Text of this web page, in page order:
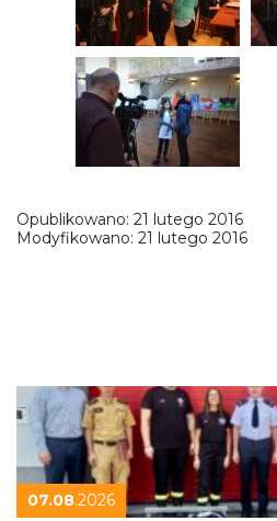
Opublikowano: 21 lutego 2016
Modyfikowano: 21 lutego 2016
07.08.2026